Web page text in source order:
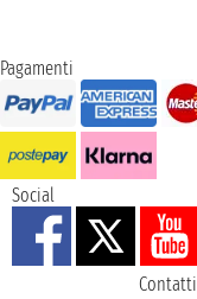
Pagamenti
Social
Contatti